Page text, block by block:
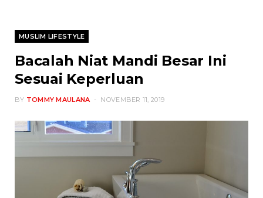
MUSLIM LIFESTYLE
Bacalah Niat Mandi Besar Ini
Sesuai Keperluan
BY TOMMY MAULANA NOVEMBER 11, 2019